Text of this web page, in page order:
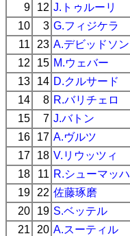
9
12 J.トゥルーリ
10
3 G.フィジケラ
11
23 A.デビッドソン
12
15 M.ウェバー
13
14 D.クルサード
14
8 R.バリチェロ
15
7 J.バトン
16
17 A.ヴルツ
17
18 V.リウッツィ
18
11 R.シューマッハ
19
22 佐藤琢磨
20
19 S.ベッテル
21
20 A.スーティル